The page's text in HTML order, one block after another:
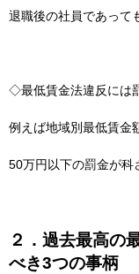
退職後の社員であって
◇最低賃金法違反には
例えば地域別最低賃金
50万円以下の罰金が科
２．過去最高の
べき3つの事柄